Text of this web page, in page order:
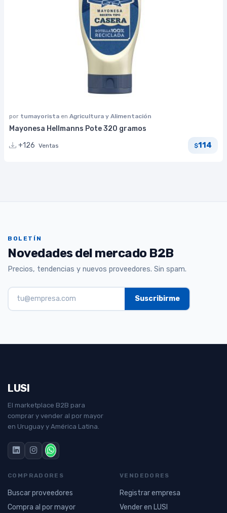
por tumayorista en Agricultura y Alimentación
Mayonesa Hellmanns Pote 320 gramos
+126 Ventas $114
BOLETÍN
Novedades del mercado B2B
Precios, tendencias y nuevos proveedores. Sin spam.
LUSI
El marketplace B2B para
comprar y vender al por mayor
en Uruguay y América Latina.
COMPRADORES
Buscar proveedores
Compra al por mayor
VENDEDORES
Registrar empresa
Vender en LUSI